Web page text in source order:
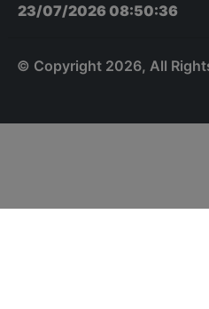
23/07/2026 08:50:36
© Copyright 2026, All